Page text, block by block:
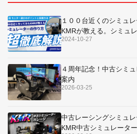
１００台近くのシミュ
KMRが教える。シミュ
解説～第１回 モニター
2024-10-27
４周年記念！中古シミ
案内
2026-03-25
中古レーシングシミュ
KMR中古シミュレータ